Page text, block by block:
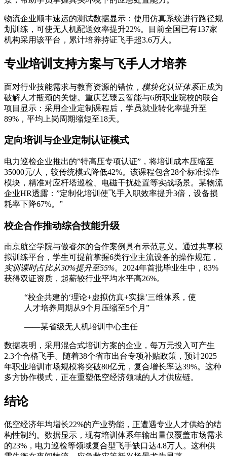
物流企业顺丰速运的测试数据显示：使用仿真系统进行路径规
划训练，可使无人机配送效率提升22%。目前全国已有137家
机构采用该平台，累计培养持证飞手超3.6万人。
专业培训支持方案与飞手人才培养
面对行业技能需求与教育资源的错位， 模块化认证体系正成为
破解人才瓶颈的关键。重庆艺臻云智能与6所职业院校的联合
项目显示：采用企业定制课程后，学员就业转化率提升至
89%，平均上岗周期缩短至18天。
定向培训与企业定制认证模式
电力巡检企业推出的”特高压专项认证”，将培训成本压缩至
35000元/人，较传统模式降低42%。该课程包含28个标准操作
模块，精准对应杆塔巡检、电磁干扰处置等实战场景。某物流
企业HR透露：”定制化培训使飞手入职效率提升3倍，设备损
耗率下降67%。”
校企合作推动综合技能升级
南京航空学院与傲睿尔的合作案例具有示范意义。通过共享模
拟训练平台，学生可提前掌握6类行业主流设备的操作规范，
实训课时占比从30%提升至55%。2024年首批毕业生中，83%
获得双证资质，起薪较行业平均水平高26%。
“校企共建的‘理论+虚拟仿真+实操’三维体系，使
人才培养周期从9个月压缩至5个月”
——某省级无人机培训中心主任
数据表明，采用混合式培训方案的企业，每万元投入可产生
2.3个合格飞手。随着38个省市出台专项补贴政策，预计2025
年职业培训市场规模将突破80亿元，复合增长率达39%。这种
多方协作模式，正在重塑低空经济领域的人才供应链。
结论
低空经济年均增长22%的产业势能，正遭遇专业人才供给的结
构性制约。数据显示，现有培训体系年输出量仅覆盖市场需求
的23%，电力巡检等领域复合型飞手缺口达4.8万人。这种供